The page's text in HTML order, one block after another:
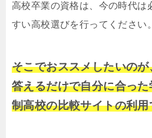
高校卒業の資格は、今の時代は
すい高校選びを行ってください。
そこでおススメしたいの
答えるだけで自分に合っ
制高校の比較サイトの利用